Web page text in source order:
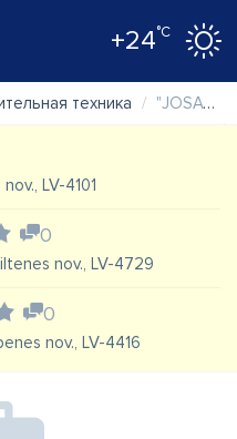
+24°C
техника "JOSA" SIA, karjeru tehnika
LV-4101
0
nov., LV-4729
0
nov., LV-4416